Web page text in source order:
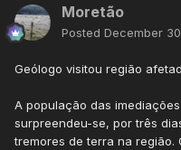
Moretão
Posted December
Geólogo visitou região
A população das
surpreendeu-se, por três
tremores de terra na